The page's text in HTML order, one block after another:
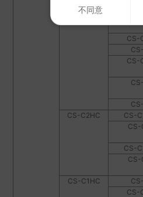
CS-
CS-
CS-C2HC
CS-
CS-
CS-
CS-
CS-C1HC
CS-
不同意